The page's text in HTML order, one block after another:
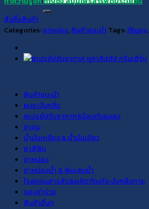
for:
สั่งซื้อสินค้า
Categories:ยาหม่อง,สินค้าแนะนำ Tags:กัญชง,
สินค้าแนะนำ
ผงระงับกลิ่น
สเปรย์ปรับอากาศ&ป้องกันแมลง
ยาดม
น้ำมันเหลือง & น้ำมันเขียว
ยาสีฟัน
ยาหม่อง
ยาหม่องน้ำ & พิมเสนน้ำ
โรลออนสารส้ม&ผลิตภัณฑ์ระงับกลิ่นกาย
ของชำร่วย
สินค้าอื่นๆ